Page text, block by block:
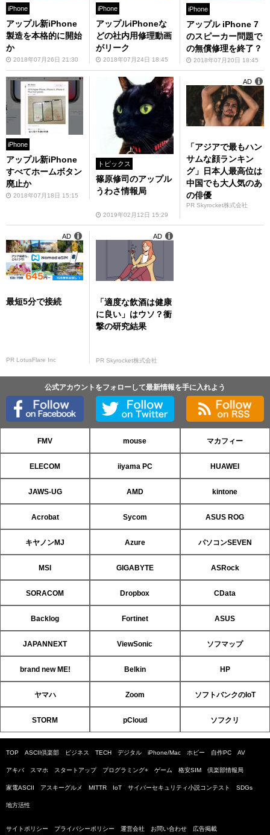
iPhone
アップル新iPhone
製造を本格的に開始
か
2018年07月26日 21:30
iPhone
アップルiPhoneな
どの社内用修理動画
がリーク
2018年07月24日 18:45
iPhone
アップル iPhone 7
のスピーカー問題で
の無償修理を終了？
2018年07月20日 18:45
iPhone
アップル新iPhone
すべてホームボタン
廃止か
2018年07月18日 15:15
トピックス
篠原修司のアップル
うわさ情報局
2019年02月12日 15:29
「アジアで最もハン
サムな顔ランキン
グ」日本人最高位は
中国でも大人気のあ
の俳優
PR Skyrocket株式会社
AD
最短5分で接続
PR LotusFlare Inc
AD
「適度な飲酒は健康
に良い」はウソ？衝
撃の研究結果
PR Skyrocket株式会社
AD
公式アカウントをフォローして最新情報を手に入れよう
FMV mouse マカフィー
ELECOM iiyama PC HUAWEI
JAWS-UG AMD kintone
Acrobat Sycom ASUS ROG
キヤノンMJ Azure パソコンSEVEN
MSI GIGABYTE ASRock
SORACOM Dropbox CData
Backlog Fortinet ASUS
JAPANNEXT ViewSonic ソフマップ
brand new ME! Belkin HP
ヤマハ Zoom ソフトバンクのIoT
STORM pCloud ソフクリ
TOP ASCII倶楽部 ビジネス TECH デジタル iPhone/Mac ホビー 自作PC AV
アキバ スマホ スタートアップ プログラミング+ ゲーム 格安SIM 倶楽部情報局
家電ASCII アスキーグルメ MITTR IoT サイバーセキュリティ小説コンテスト SDGs
地方活性
サイトポリシー プライバシーポリシー 運営会社 お問い合わせ 広告掲載